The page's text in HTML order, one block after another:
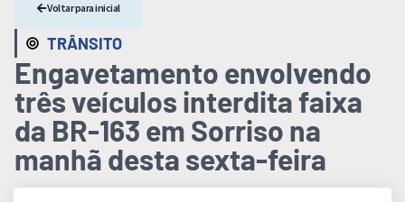
TRÂNSITO
Voltar para inicial
Engavetamento envolvendo
três veículos interdita faixa
da BR-163 em Sorriso na
manhã desta sexta-feira